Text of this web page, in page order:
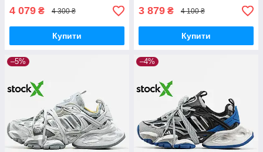
4 079 ₴ 4 300 ₴
Купити
3 879 ₴ 4 100 ₴
Купити
–5% –4%